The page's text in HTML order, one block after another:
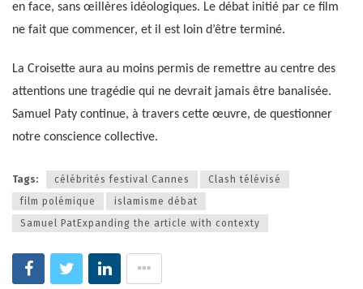
en face, sans œillères idéologiques. Le débat initié par ce film
ne fait que commencer, et il est loin d’être terminé.
La Croisette aura au moins permis de remettre au centre des
attentions une tragédie qui ne devrait jamais être banalisée.
Samuel Paty continue, à travers cette œuvre, de questionner
notre conscience collective.
Tags: célébrités festival Cannes
Clash télévisé
film polémique
islamisme débat
Samuel PatExpanding the article with contexty